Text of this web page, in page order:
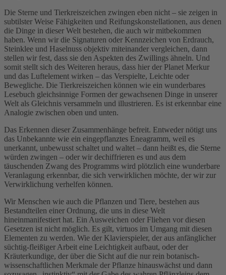
Die Sterne und Tierkreiszeichen zwingen eben nicht – sie zeigen in
subtilster Weise Fähigkeiten und Reifungskonstellationen, aus denen
die Dinge in dieser Welt bestehen, die auch wir mitbekommen
haben. Wenn wir die Signaturen oder Kennzeichen von Erdrauch,
Steinklee und Haselnuss objektiv miteinander vergleichen, dann
stellen wir fest, dass sie den Aspekten des Zwillings ähneln. Und
somit stellt sich des Weiteren heraus, dass hier der Planet Merkur
und das Luftelement wirken – das Verspielte, Leichte oder
Bewegliche. Die Tierkreiszeichen können wie ein wunderbares
Lesebuch gleichsinnige Formen der gewachsenen Dinge in unserer
Welt als Gleichnis versammeln und illustrieren. Es ist erkennbar eine
Analogie zwischen oben und unten.
Das Erkennen dieser Zusammenhänge befreit. Entweder nötigt uns
das Unbekannte wie ein eingepflanztes Eneagramm, weil es
unerkannt, unbewusst schaltet und waltet – dann heißt es, die Sterne
würden zwingen – oder wir dechiffrieren es und aus dem
täuschenden Zwang des Programms wird plötzlich eine wunderbare
Veranlagung erkennbar, die sich verwirklichen möchte, der wir zur
Verwirklichung verhelfen können.
Wir Menschen wie auch die Pflanzen und Tiere, bestehen aus
Bestandteilen einer Ordnung, die uns in diese Welt
hineinmanifestiert hat. Ein Ausweichen oder Fliehen vor diesen
Gesetzen ist nicht möglich. Es gilt, virtuos im Umgang mit diesen
Elementen zu werden. Wie der Klavierspieler, der aus anfänglicher
süchtig-fleißiger Arbeit eine Leichtigkeit aufbaut, oder der
Kräuterkundige, der über die Sicht auf die nur rein botanisch-
wissenschaftlichen Merkmale der Pflanze hinauswächst und dann